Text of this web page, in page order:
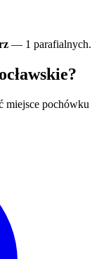
— 1 parafialnych.
miejsce pochówku